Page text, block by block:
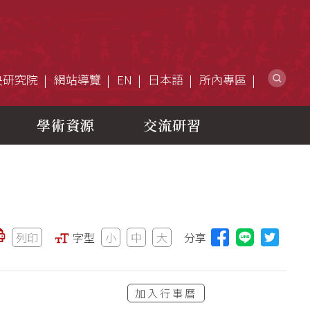
究院 網站導覽 EN 日本語 所內專區
學術資源 交流研習
列印 字型 小 中 大 分享 分享本頁
加入行事曆